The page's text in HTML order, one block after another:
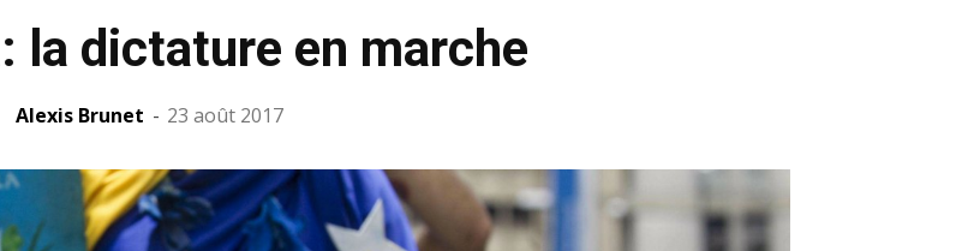
la dictature en marche
Alexis Brunet - 23 août 2017